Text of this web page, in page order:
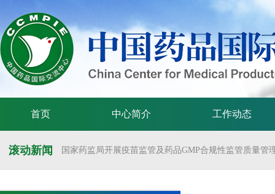
首页 中心简介 工作动态
滚动新闻 国家药监局开展疫苗监管及药品GMP合规性监管质量管